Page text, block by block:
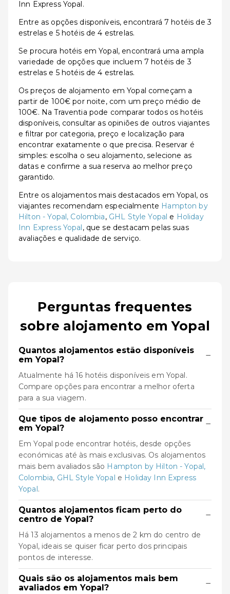
Inn Express Yopal.
Entre as opções disponíveis, encontrará 7 hotéis de 3
estrelas e 5 hotéis de 4 estrelas.
Se procura hotéis em Yopal, encontrará uma ampla
variedade de opções que incluem 7 hotéis de 3
estrelas e 5 hotéis de 4 estrelas.
Os preços de alojamento em Yopal começam a
partir de 100€ por noite, com um preço médio de
100€. Na Traventia pode comparar todos os hotéis
disponíveis, consultar as opiniões de outros viajantes
e filtrar por categoria, preço e localização para
encontrar exatamente o que precisa. Reservar é
simples: escolha o seu alojamento, selecione as
datas e confirme a sua reserva ao melhor preço
garantido.
Entre os alojamentos mais destacados em Yopal, os
viajantes recomendam especialmente Hampton by
Hilton - Yopal, Colombia, GHL Style Yopal e Holiday
Inn Express Yopal, que se destacam pelas suas
avaliações e qualidade de serviço.
Perguntas frequentes
sobre alojamento em Yopal
Quantos alojamentos estão disponíveis
em Yopal?
−
Atualmente há 16 hotéis disponíveis em Yopal.
Compare opções para encontrar a melhor oferta
para a sua viagem.
Que tipos de alojamento posso encontrar
em Yopal?
−
Em Yopal pode encontrar hotéis, desde opções
económicas até às mais exclusivas. Os alojamentos
mais bem avaliados são Hampton by Hilton - Yopal,
Colombia, GHL Style Yopal e Holiday Inn Express
Yopal.
Quantos alojamentos ficam perto do
centro de Yopal?
−
Há 13 alojamentos a menos de 2 km do centro de
Yopal, ideais se quiser ficar perto dos principais
pontos de interesse.
Quais são os alojamentos mais bem
avaliados em Yopal?
−